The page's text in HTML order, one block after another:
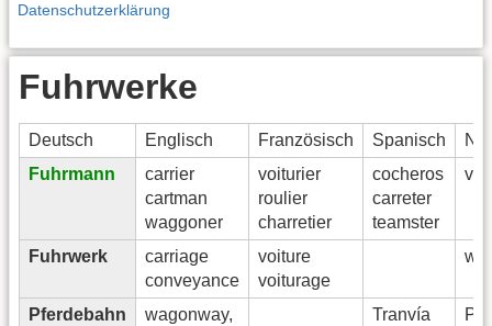
Datenschutzerklärung
Fuhrwerke
Deutsch Englisch Französisch Spanisch
Fuhrmann
carrier
cartman
waggoner
voiturier
roulier
charretier
cocheros
carreter
teamster
Fuhrwerk
carriage
conveyance
voiture
voiturage
Pferdebahn
wagonway,
Tranvía